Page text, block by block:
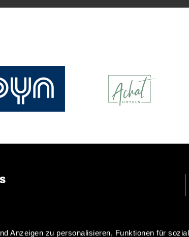
Anzeigen zu personalisieren, Funktionen für